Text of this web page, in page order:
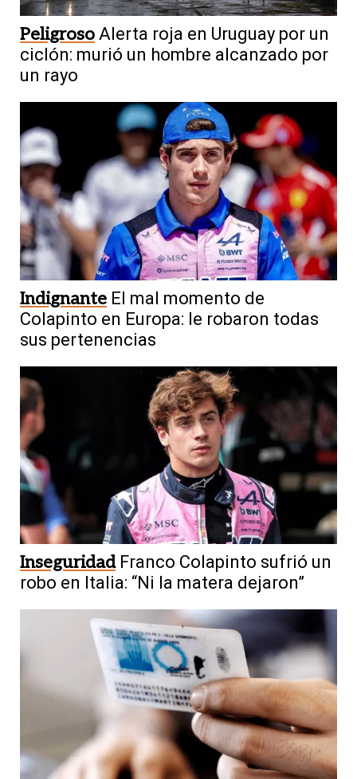
Peligroso Alerta roja en Uruguay por un
ciclón: murió un hombre alcanzado por
un rayo
Indignante El mal momento de
Colapinto en Europa: le robaron todas
sus pertenencias
Inseguridad Franco Colapinto sufrió un
robo en Italia: “Ni la matera dejaron”